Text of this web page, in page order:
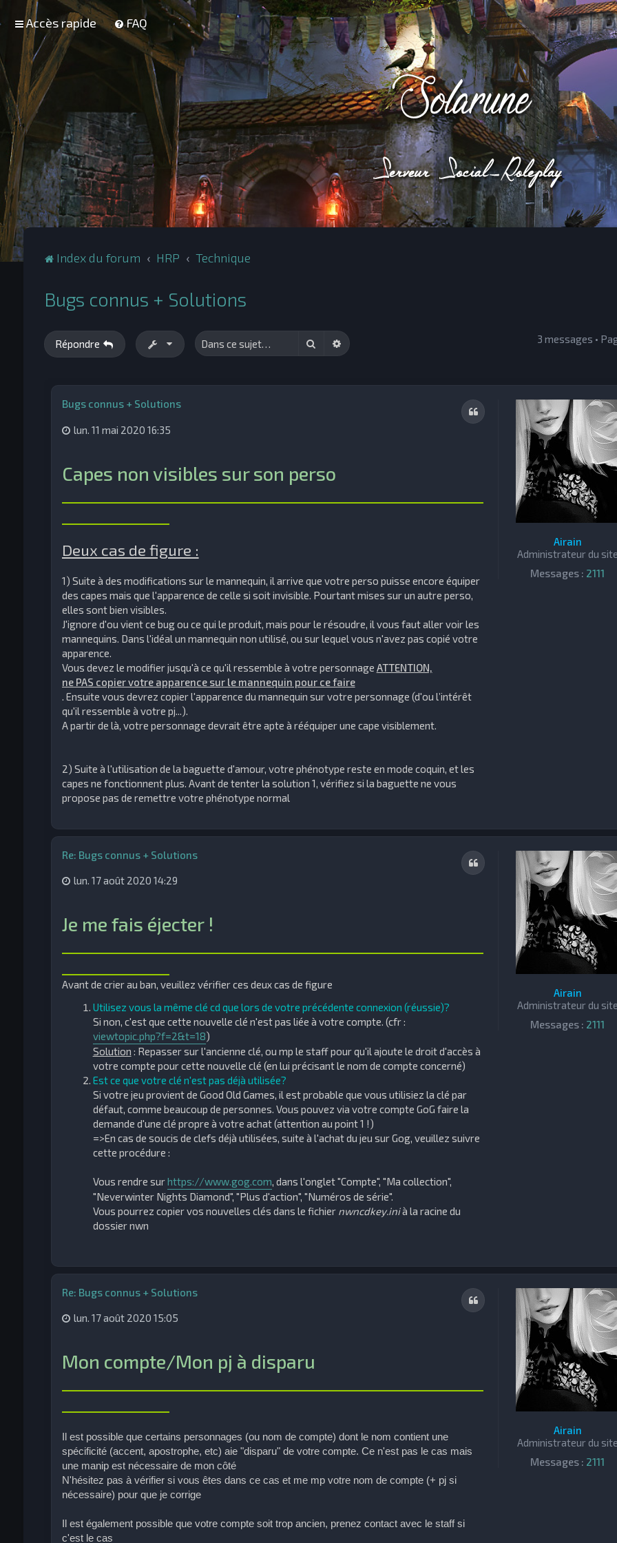
Accès rapide FAQ
Index du forum HRP Technique
Bugs connus + Solutions
Répondre RechercherRecherche avancée 3 messages •
Airain
Administrateur du
Messages : 2111
Bugs connus + Solutions
Citation
lun. 11 mai 2020 16:35
Capes non visibles sur son perso
Deux cas de figure :
1) Suite à des modifications sur le mannequin, il arrive que votre perso puisse encore équiper
des capes mais que l'apparence de celle si soit invisible. Pourtant mises sur un autre perso,
elles sont bien visibles.
J'ignore d'ou vient ce bug ou ce qui le produit, mais pour le résoudre, il vous faut aller voir les
mannequins. Dans l'idéal un mannequin non utilisé, ou sur lequel vous n'avez pas copié votre
apparence.
Vous devez le modifier jusqu'à ce qu'il ressemble à votre personnage ATTENTION,
ne PAS copier votre apparence sur le mannequin pour ce faire
. Ensuite vous devrez copier l'apparence du mannequin sur votre personnage (d'ou l’intérêt
qu'il ressemble à votre pj...).
A partir de là, votre personnage devrait être apte à rééquiper une cape visiblement.
2) Suite à l'utilisation de la baguette d'amour, votre phénotype reste en mode coquin, et les
capes ne fonctionnent plus. Avant de tenter la solution 1, vérifiez si la baguette ne vous
propose pas de remettre votre phénotype normal
Airain
Administrateur du
Messages : 2111
Re: Bugs connus + Solutions
Citation
lun. 17 août 2020 14:29
Je me fais éjecter !
Avant de crier au ban, veuillez vérifier ces deux cas de figure
Utilisez vous la même clé cd que lors de votre précédente connexion (réussie)?
Si non, c'est que cette nouvelle clé n'est pas liée à votre compte. (cfr :
viewtopic.php?f=2&t=18)
Solution : Repasser sur l'ancienne clé, ou mp le staff pour qu'il ajoute le droit d'accès à
votre compte pour cette nouvelle clé (en lui précisant le nom de compte concerné)
Est ce que votre clé n'est pas déjà utilisée?
Si votre jeu provient de Good Old Games, il est probable que vous utilisiez la clé par
défaut, comme beaucoup de personnes. Vous pouvez via votre compte GoG faire la
demande d'une clé propre à votre achat (attention au point 1 !)
=>En cas de soucis de clefs déjà utilisées, suite à l'achat du jeu sur Gog, veuillez suivre
cette procédure :
Vous rendre surhttps://www.gog.com, dans l'onglet "Compte", "Ma collection",
"Neverwinter Nights Diamond", "Plus d'action", "Numéros de série".
Vous pourrez copier vos nouvelles clés dans le fichier nwncdkey.inià la racine du
dossier nwn
Airain
Administrateur du
Messages : 2111
Re: Bugs connus + Solutions
Citation
lun. 17 août 2020 15:05
Mon compte/Mon pj à disparu
Il est possible que certains personnages (ou nom de compte) dont le nom contient une
spécificité (accent, apostrophe, etc) aie "disparu" de votre compte. Ce n'est pas le cas mais
une manip est nécessaire de mon côté
N'hésitez pas à vérifier si vous êtes dans ce cas et me mp votre nom de compte (+ pj si
nécessaire) pour que je corrige
Il est également possible que votre compte soit trop ancien, prenez contact avec le staff si
c'est le cas